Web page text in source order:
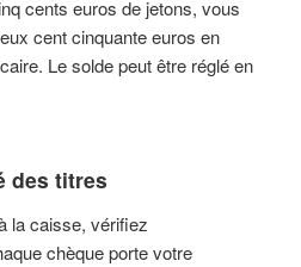
cents euros de jetons, vous
cent cinquante euros en
Le solde peut être réglé en
des titres
la caisse, vérifiez
chèque porte votre